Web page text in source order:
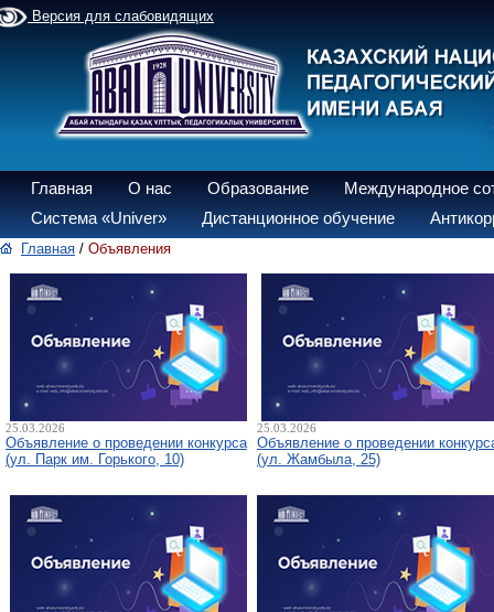
Версия для слабовидящих
Главная О нас Образование
Международное
Система «Univer»
Дистанционное обучение
Главная / Объявления
25.03.2026
Объявление о проведении конкурса
(ул. Парк им. Горького, 10)
25.03.2026
Объявление о проведении
(ул. Жамбыла, 25)